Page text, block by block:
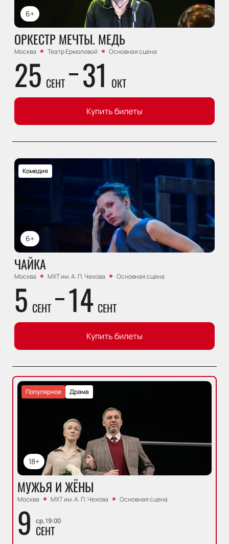
6+
ОРКЕСТР МЕЧТЫ. МЕДЬ
Москва Театр Ермоловой Основная сцена
25 СЕНТ 31 ОКТ
Купить билеты
6+
Комедия
ЧАЙКА
Москва МХТ им. А. П. Чехова Основная сцена
5 СЕНТ 14 СЕНТ
Купить билеты
18+
Драма
Популярное
МУЖЬЯ И ЖЁНЫ
Москва МХТ им. А. П. Чехова Основная сцена
9 ср, 19:00
СЕНТ